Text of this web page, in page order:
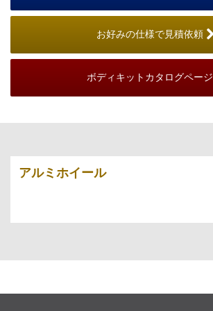
お好みの仕様で見積依頼
ボディキットカタログページ
アルミホイール